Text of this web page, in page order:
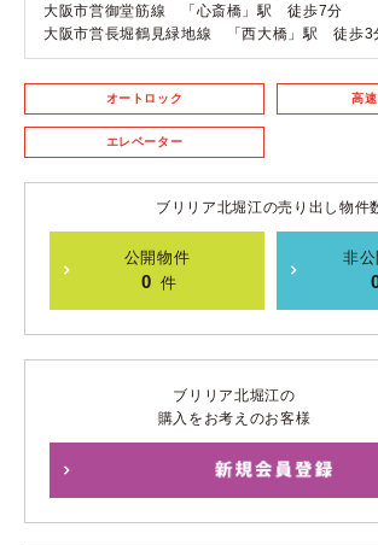
大阪市営御堂筋線 「心斎橋」駅 徒歩7分
大阪市営長堀鶴見緑地線 「西大橋」駅 徒歩3
オートロック 高
エレベーター
ブリリア北堀江の売り出し物件
公開物件
0 件
非
ブリリア北堀江の
購入をお考えのお客様